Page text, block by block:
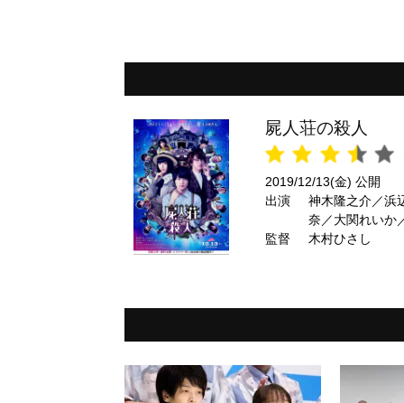
屍人荘の殺人
2019/12/13(金) 公開
出演
神木隆之介／浜
奈／大関れいか
時生 ほか
監督 木村ひさし